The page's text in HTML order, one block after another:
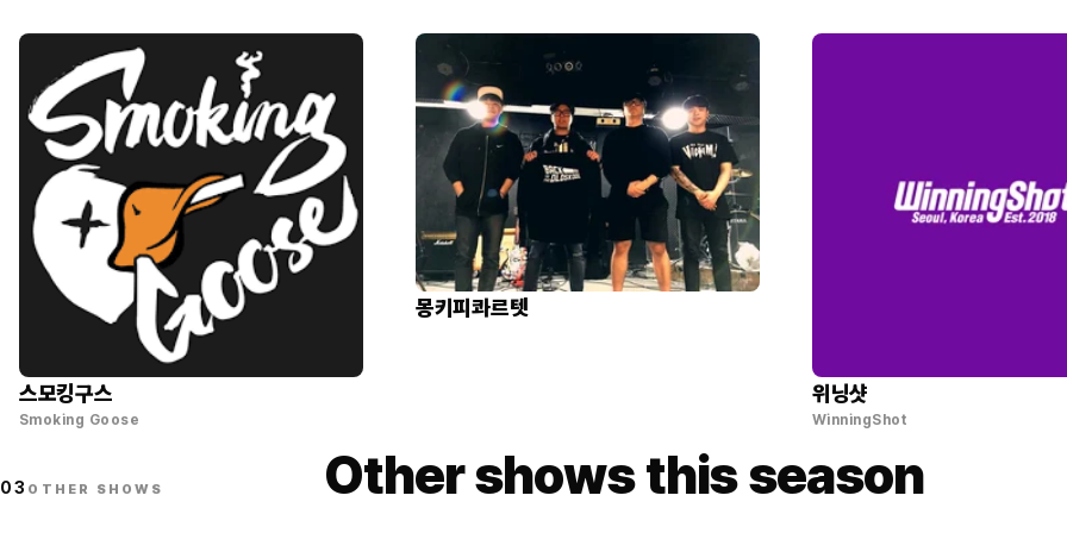
스모킹구스
Smoking Goose
몽키피콰르텟
위닝샷
WinningShot
03 OTHER SHOWS Other shows this season